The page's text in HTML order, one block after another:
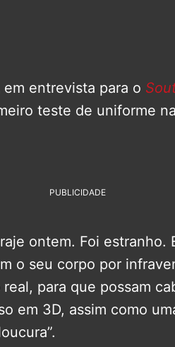
entrevista para o
teste de uniforme
PUBLICIDADE
ontem. Foi estranho.
o seu corpo por
para que possam
em 3D, assim como